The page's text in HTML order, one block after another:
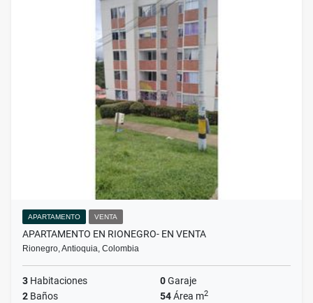
APARTAMENTO VENTA
APARTAMENTO EN RIONEGRO- EN VENTA
Rionegro, Antioquia, Colombia
3 Habitaciones 0Garaje
2 Baños 54Área m2